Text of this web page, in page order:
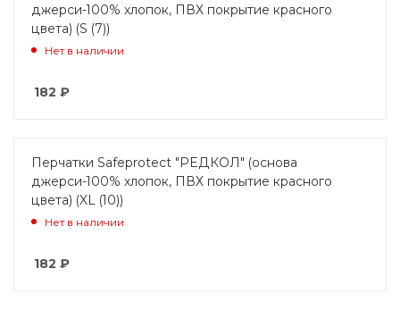
джерси-100% хлопок, ПВХ покрытие красного
цвета) (S (7))
Нет в наличии
182 ₽
Перчатки Safeprotect "РЕДКОЛ" (основа
джерси-100% хлопок, ПВХ покрытие красного
цвета) (XL (10))
Нет в наличии
182 ₽